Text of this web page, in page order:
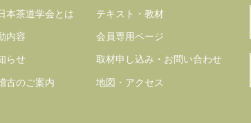
本茶道学会とは
内容
らせ
古のご案内
テキスト・教材
会員専用ページ
取材申し込み・お問い合わせ
地図・アクセス